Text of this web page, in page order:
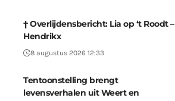
† Overlijdensbericht: Lia op ‘t Roodt –
Hendrikx
8 augustus 2026 12:33
Tentoonstelling brengt
levensverhalen uit Weert en